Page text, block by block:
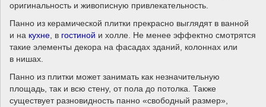
оригинальность и живописную привлекательность.
Панно из керамической плитки прекрасно выглядят в ванной
и на кухне, в гостиной и холле. Не менее эффектно смотрятся
такие элементы декора на фасадах зданий, колоннах или
в нишах.
Панно из плитки может занимать как незначительную
площадь, так и всю стену, от пола до потолка. Также
существует разновидность панно «свободный размер»,